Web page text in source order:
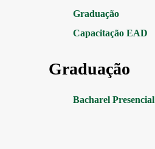
Graduação
Capacitação EAD
Graduação
Bacharel Presencial